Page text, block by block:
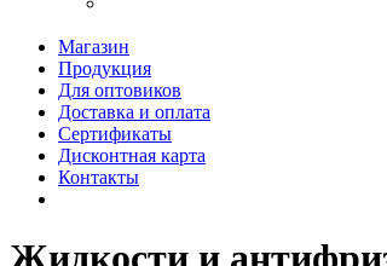
Магазин
Продукция
Для оптовиков
Доставка и оплата
Сертификаты
Дисконтная карта
Контакты